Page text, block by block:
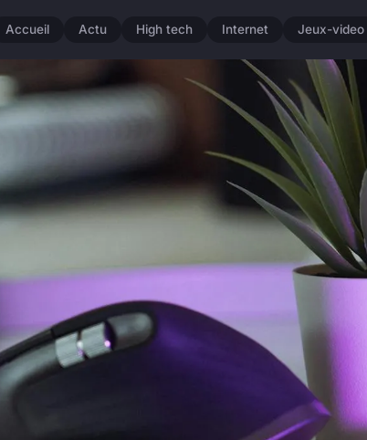
Accueil Actu High tech Internet Jeux-video